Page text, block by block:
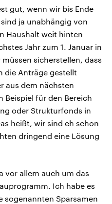
gut, wenn wir bis Ende
ja unabhängig von
Haushalt weit hinten
Jahr zum 1. Januar in
sicherstellen, dass
die Anträge gestellt
aus dem nächsten
Beispiel für den Bereich
oder Strukturfonds in
heißt, wir sind eh schon
dringend eine Lösung
vor allem auch um das
Ich habe es
sogenannten Sparsamen